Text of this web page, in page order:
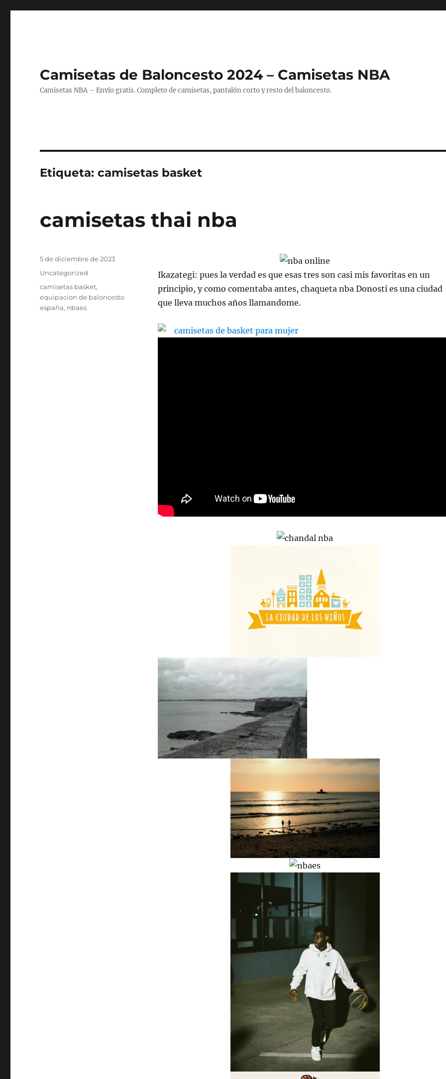
Camisetas de Baloncesto 2024 – Camisetas NBA
Camisetas NBA – Envío gratis. Completo de camisetas, pantalón corto y resto del baloncesto.
Etiqueta:camisetas basket
camisetas thai nba
Ikazategi: pues la verdad es que esas tres son casi mis favoritas en un
principio, y como comentaba antes, chaqueta nba Donosti es una ciudad
que lleva muchos años llamandome.
Publicado
5 de diciembre de 2023
Categorías
Uncategorized
Etiquetas
camisetas basket,
equipacion de baloncesto
españa, nbaes